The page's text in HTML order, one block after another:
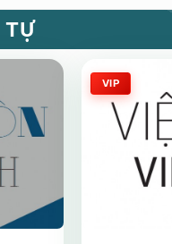
TỰ
VIP